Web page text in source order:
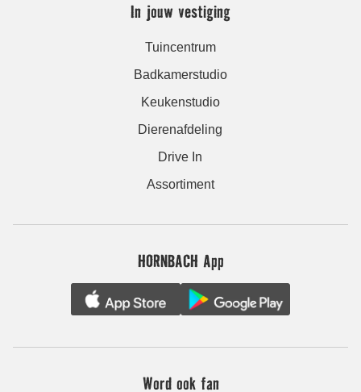
In jouw vestiging
Tuincentrum
Badkamerstudio
Keukenstudio
Dierenafdeling
Drive In
Assortiment
HORNBACH App
Word ook fan